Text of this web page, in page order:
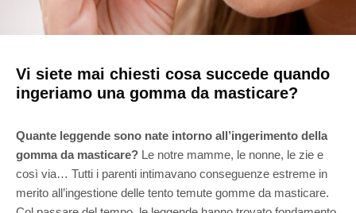
Vi siete mai chiesti cosa succede quando
ingeriamo una gomma da masticare?
Quante leggende sono nate intorno all’ingerimento della
gomma da masticare? Le notre mamme, le nonne, le zie e
così via… Tutti i parenti intimavano conseguenze estreme in
merito all’ingestione delle tento temute gomme da masticare.